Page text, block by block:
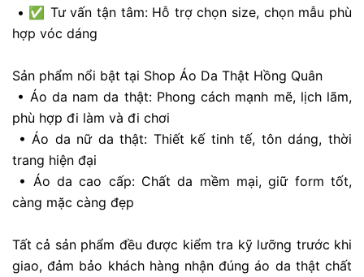
• ✅ Tư vấn tận tâm: Hỗ trợ chọn size, chọn mẫu phù
hợp vóc dáng
Sản phẩm nổi bật tại Shop Áo Da Thật Hồng Quân
• Áo da nam da thật: Phong cách mạnh mẽ, lịch lãm,
phù hợp đi làm và đi chơi
• Áo da nữ da thật: Thiết kế tinh tế, tôn dáng, thời
trang hiện đại
• Áo da cao cấp: Chất da mềm mại, giữ form tốt,
càng mặc càng đẹp
Tất cả sản phẩm đều được kiểm tra kỹ lưỡng trước khi
giao, đảm bảo khách hàng nhận đúng áo da thật chất